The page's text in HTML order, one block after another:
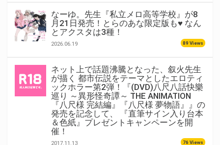
なーゆ。先生『私立メロ高等学校』が8
月21日発売！とらのあな限定版も♥ なん
とアクスタは3種！
2026.06.19 89 Views
ネット上で話題沸騰となった、叙火先生
が描く 都市伝説をテーマとしたエロティ
ックホラー第2弾！『(DVD)八尺八話快樂
巡り ～異形怪奇譚～ THE ANIMATION
『八尺様 完結編』『八尺様 夢物語』』の
発売を記念して、 『直筆サイン入り台本
＆色紙』プレゼントキャンペーンを開
催！
2017.11.13 76 Views